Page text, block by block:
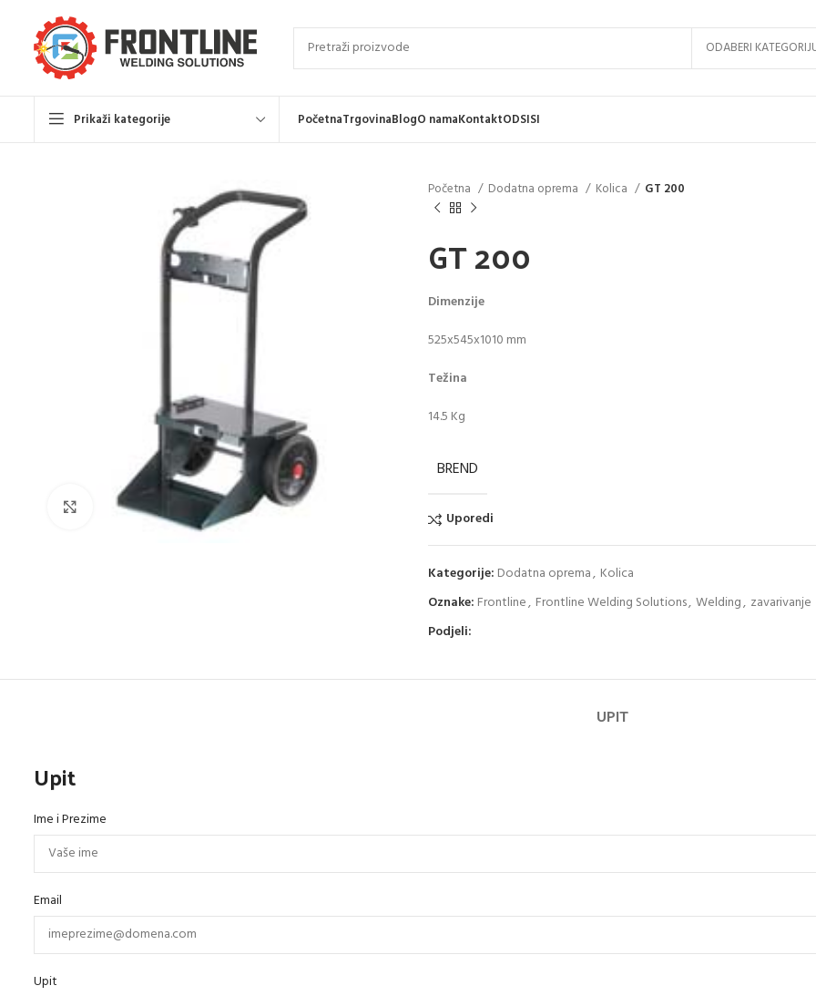
ODABERI
Prikaži kategorije PočetnaTrgovinaBlogO namaKontaktODSISI
Click to enlarge
Početna Dodatna oprema Kolica GT 200
GT 200
Dimenzije
525x545x1010 mm
Težina
14.5 Kg
BREND
Uporedi
Kategorije: Dodatna oprema, Kolica
Oznake: Frontline, Frontline Welding Solutions, Welding, zavarivanje
Podjeli:
UPIT
Upit
Ime i Prezime
Email
Upit